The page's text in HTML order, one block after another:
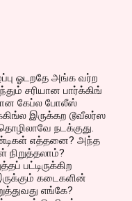
ஓடறதே அங்க வர்ற
சரியான பார்க்கிங்
கேப்ல போலீஸ்
இருக்கற டூவீலர்ஸ
நடக்குது.
எத்தனை? அந்த
பட்டிருக்கிற
கடைகளின்
எங்கே?